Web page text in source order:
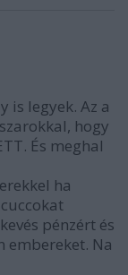
is legyek. Az a
hogy
És meghal
ha
pénzért és
embereket. Na